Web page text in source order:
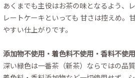
あくまでも主役はお茶の味となるよう、
レートケーキといっても 甘さは控えめ。
やすい仕上がりです。
添加物不使用・着色料不使用・香料不使用
深い緑色は一番茶（新茶）ならではの品